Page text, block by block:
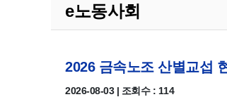
e노동사회
2026 금속노조 산별교섭
2026-08-03 | 조회수 : 114